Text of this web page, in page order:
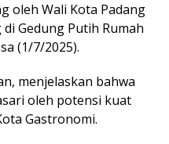
oleh Wali Kota Padang
Gedung Putih Rumah
(1/7/2025).
menjelaskan bahwa
oleh potensi kuat
Gastronomi.